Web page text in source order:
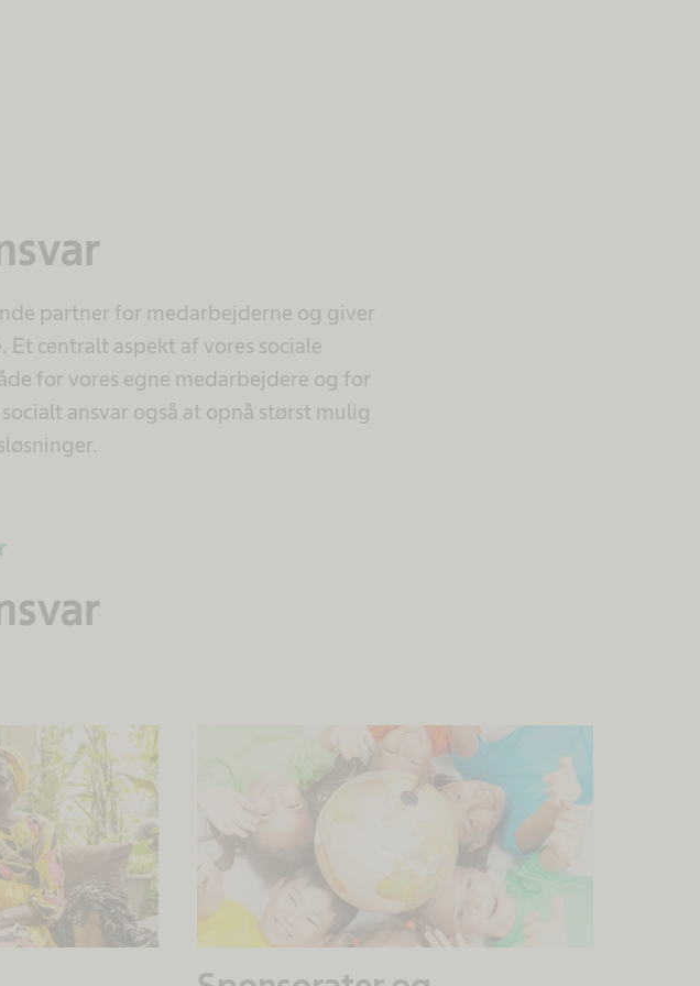
partner for medarbejderne og giver
centralt aspekt af vores sociale
for vores egne medarbejdere og for
ansvar også at opnå størst mulig